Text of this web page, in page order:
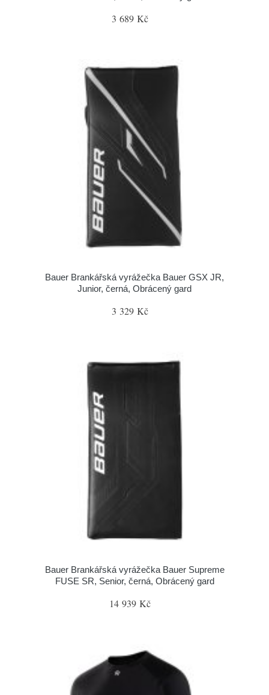
3 689 Kč
Bauer Brankářská vyrážečka Bauer GSX JR,
Junior, černá, Obrácený gard
3 329 Kč
Bauer Brankářská vyrážečka Bauer Supreme
FUSE SR, Senior, černá, Obrácený gard
14 939 Kč